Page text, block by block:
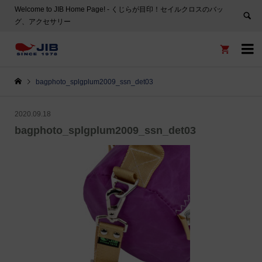
Welcome to JIB Home Page! ‐ くじらが目印！セイルクロスのバッ
グ、アクセサリー


bagphoto_splgplum2009_ssn_det03
2020.09.18
bagphoto_splgplum2009_ssn_det03